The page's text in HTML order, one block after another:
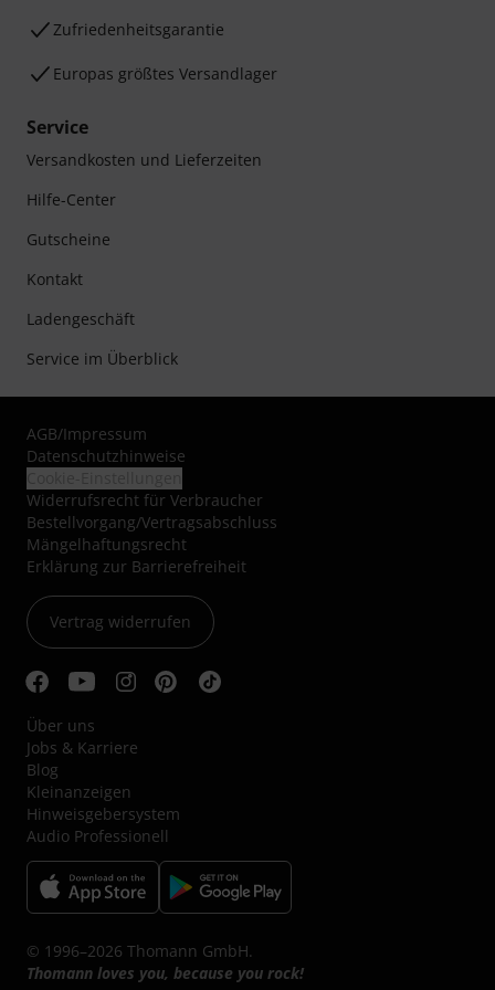
Zufriedenheitsgarantie
Europas größtes Versandlager
Service
Versandkosten und Lieferzeiten
Hilfe-Center
Gutscheine
Kontakt
Ladengeschäft
Service im Überblick
AGB/Impressum
Datenschutzhinweise
Widerrufsrecht für Verbraucher
Bestellvorgang/Vertragsabschluss
Mängelhaftungsrecht
Erklärung zur Barrierefreiheit
Vertrag widerrufen
Über uns
Jobs & Karriere
Blog
Kleinanzeigen
Hinweisgebersystem
Audio Professionell
© 1996–2026 Thomann GmbH.
Thomann loves you, because you rock!